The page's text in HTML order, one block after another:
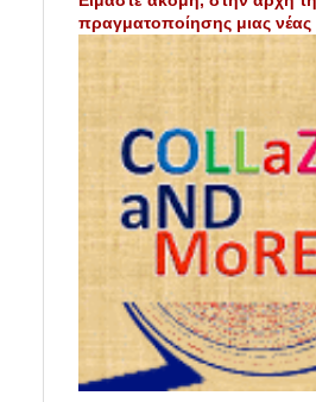
πραγματοποίησης μιας νέας